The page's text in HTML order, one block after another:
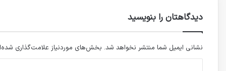
دیدگاهتان را بنویسید
نشانی ایمیل شما منتشر نخواهد شد. بخش‌های موردنیاز علامت‌گذاری